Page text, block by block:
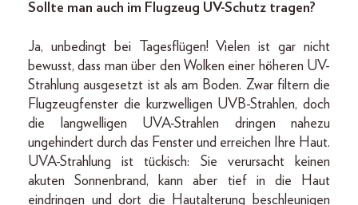
Sollte man auch im Flugzeug UV-Schutz tragen?
Ja, unbedingt bei Tagesflügen! Vielen ist gar nicht
bewusst, dass man über den Wolken einer höheren UV-
Strahlung ausgesetzt ist als am Boden. Zwar filtern die
Flugzeugfenster die kurzwelligen UVB-Strahlen, doch
die langwelligen UVA-Strahlen dringen nahezu
ungehindert durch das Fenster und erreichen Ihre Haut.
UVA-Strahlung ist tückisch: Sie verursacht keinen
akuten Sonnenbrand, kann aber tief in die Haut
eindringen und dort die Hautalterung beschleunigen